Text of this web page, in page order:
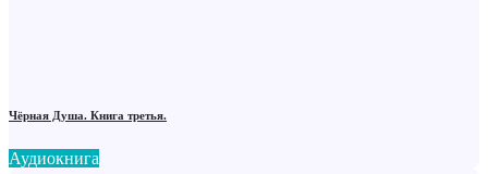
Чёрная Душа. Книга третья.
Аудиокнига